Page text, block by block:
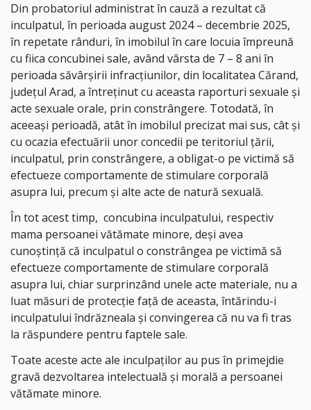
Din probatoriul administrat în cauză a rezultat că
inculpatul, în perioada august 2024 – decembrie 2025,
în repetate rânduri, în imobilul în care locuia împreună
cu fiica concubinei sale, având vârsta de 7 – 8 ani în
perioada săvârșirii infracțiunilor, din localitatea Cărand,
județul Arad, a întreținut cu aceasta raporturi sexuale și
acte sexuale orale, prin constrângere. Totodată, în
aceeași perioadă, atât în imobilul precizat mai sus, cât și
cu ocazia efectuării unor concedii pe teritoriul țării,
inculpatul, prin constrângere, a obligat-o pe victimă să
efectueze comportamente de stimulare corporală
asupra lui, precum și alte acte de natură sexuală.
În tot acest timp, concubina inculpatului, respectiv
mama persoanei vătămate minore, deși avea
cunoștință că inculpatul o constrângea pe victimă să
efectueze comportamente de stimulare corporală
asupra lui, chiar surprinzând unele acte materiale, nu a
luat măsuri de protecție față de aceasta, întărindu-i
inculpatului îndrăzneala și convingerea că nu va fi tras
la răspundere pentru faptele sale.
Toate aceste acte ale inculpaților au pus în primejdie
gravă dezvoltarea intelectuală și morală a persoanei
vătămate minore.